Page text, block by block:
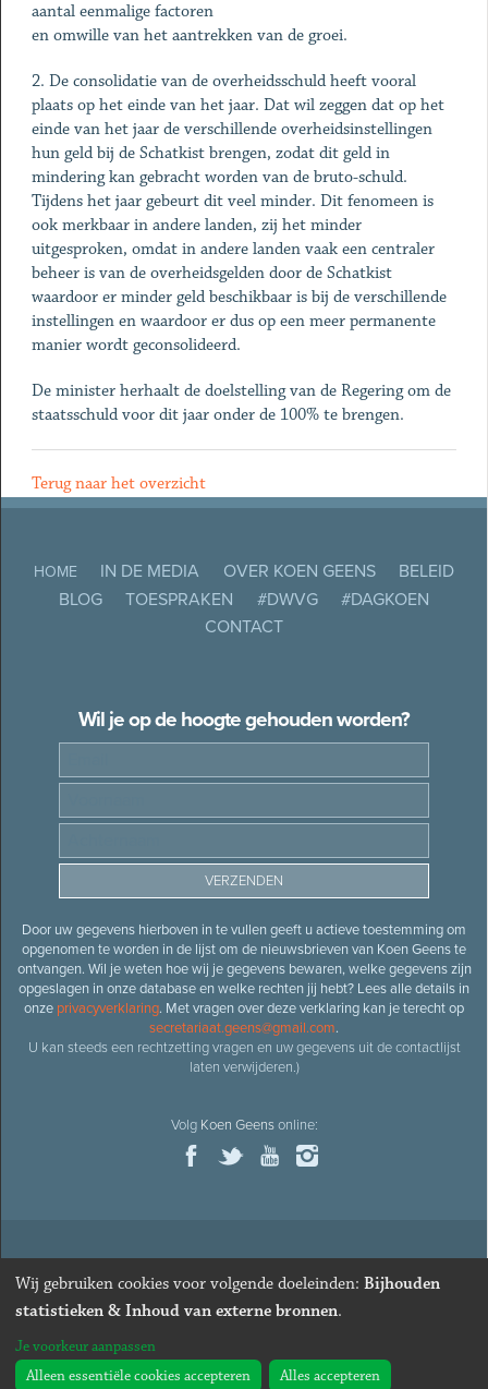
aantal eenmalige factoren
en omwille van het aantrekken van de groei.
2. De consolidatie van de overheidsschuld heeft vooral
plaats op het einde van het jaar. Dat wil zeggen dat op het
einde van het jaar de verschillende overheidsinstellingen
hun geld bij de Schatkist brengen, zodat dit geld in
mindering kan gebracht worden van de bruto-schuld.
Tijdens het jaar gebeurt dit veel minder. Dit fenomeen is
ook merkbaar in andere landen, zij het minder
uitgesproken, omdat in andere landen vaak een centraler
beheer is van de overheidsgelden door de Schatkist
waardoor er minder geld beschikbaar is bij de verschillende
instellingen en waardoor er dus op een meer permanente
manier wordt geconsolideerd.
De minister herhaalt de doelstelling van de Regering om de
staatsschuld voor dit jaar onder de 100% te brengen.
Terug naar het overzicht
HOME IN DE MEDIA OVER KOEN GEENS
BELEID
BLOG
TOESPRAKEN #DWVG
#DAGKOEN
CONTACT
Wil je op de hoogte gehouden worden?
Door uw gegevens hierboven in te vullen geeft u actieve toestemming om
opgenomen te worden in de lijst om de nieuwsbrieven van Koen Geens te
ontvangen. Wil je weten hoe wij je gegevens bewaren, welke gegevens zijn
opgeslagen in onze database en welke rechten jij hebt? Lees alle details in
onze privacyverklaring. Met vragen over deze verklaring kan je terecht op
secretariaat.geens@gmail.com.
U kan steeds een rechtzetting vragen en uw gegevens uit de contactlijst
laten verwijderen.)
Volg Koen Geensonline:
© 2026Oud-minister en ere-volksvertegenwoordiger Koen
· Alle rechten voorbehouden · Cookies wijzigen
Webdesign&website ontwikkelingdoor Zenjoy in Leuven
Wij gebruiken cookies voor volgende doeleinden: Bijhouden
statistieken & Inhoud van externe bronnen.
Je voorkeur aanpassen
Alleen essentiële cookies accepteren
Alles accepteren